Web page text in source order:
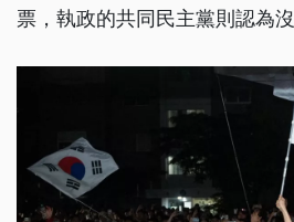
票，執政的共同民主黨則認為沒